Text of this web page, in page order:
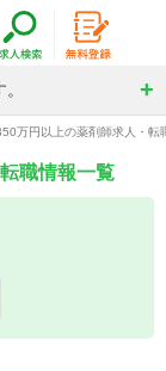
万円以上の薬剤師求人・転
職情報一覧